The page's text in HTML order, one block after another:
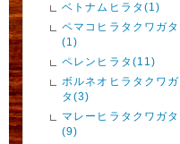
ベトナムヒラタ(1)
ペマコヒラタクワガタ
(1)
ペレンヒラタ(11)
ボルネオヒラタクワガ
タ(3)
マレーヒラタクワガタ
(9)